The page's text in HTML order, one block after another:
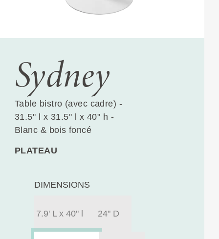
Sydney
Table bistro (avec cadre) -
31.5'' l x 31.5'' l x 40" h -
Blanc & bois foncé
PLATEAU
DIMENSIONS
7.9' L x 40" l 24" D